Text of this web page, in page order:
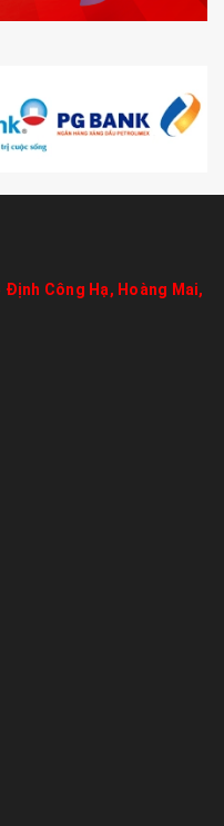
Công Hạ, Hoàng Mai,